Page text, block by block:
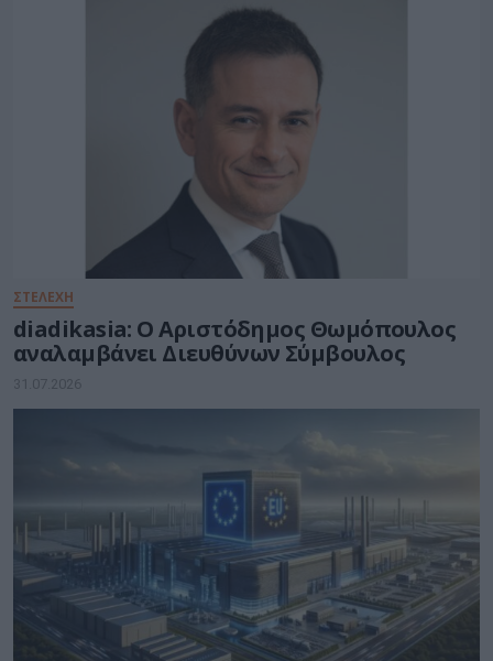
ΣΤΕΛΕΧΗ
diadikasia: Ο Αριστόδημος Θωμόπουλος
αναλαμβάνει Διευθύνων Σύμβουλος
31.07.2026